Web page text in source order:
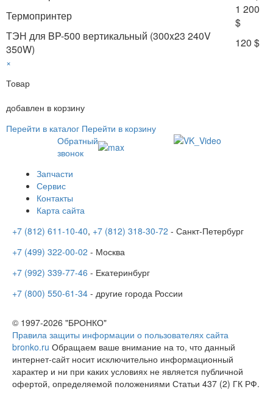
Термопринтер
1 200
$
ТЭН для BP-500 вертикальный (300x23 240V
350W)
120 $
×
Товар
добавлен в корзину
Перейти в каталог Перейти в корзину
Обратный
звонок
Запчасти
Сервис
Контакты
Карта сайта
+7 (812) 611-10-40, +7 (812) 318-30-72 - Санкт-Петербург
+7 (499) 322-00-02 - Москва
+7 (992) 339-77-46 - Екатеринбург
+7 (800) 550-61-34 - другие города России
© 1997-2026 "БРОНКО"
Правила защиты информации о пользователях сайта
bronko.ru Обращаем ваше внимание на то, что данный
интернет-сайт носит исключительно информационный
характер и ни при каких условиях не является публичной
офертой, определяемой положениями Статьи 437 (2) ГК РФ.